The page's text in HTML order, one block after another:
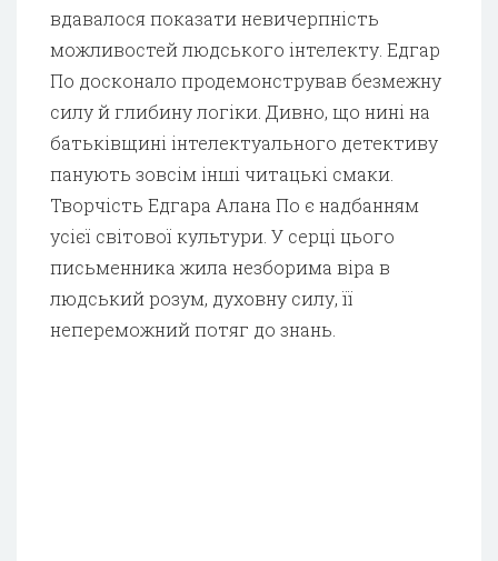
вдавалося показати невичерпність
можливостей людського інтелекту. Едгар
По досконало продемонстрував безмежну
силу й глибину логіки. Дивно, що нині на
батьківщині інтелектуального детективу
панують зовсім інші читацькі смаки.
Творчість Едгара Алана По є надбанням
усієї світової культури. У серці цього
письменника жила незборима віра в
людський розум, духовну силу, її
непереможний потяг до знань.